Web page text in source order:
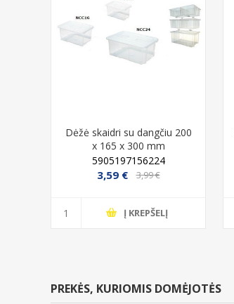
Dėžė skaidri su dangčiu 200
x 165 x 300 mm
Prosperplast NCC12+NCP12
5905197156224
3,59 € 3,99 €
Į KREPŠELĮ
PREKĖS, KURIOMIS DOMĖJOTĖS